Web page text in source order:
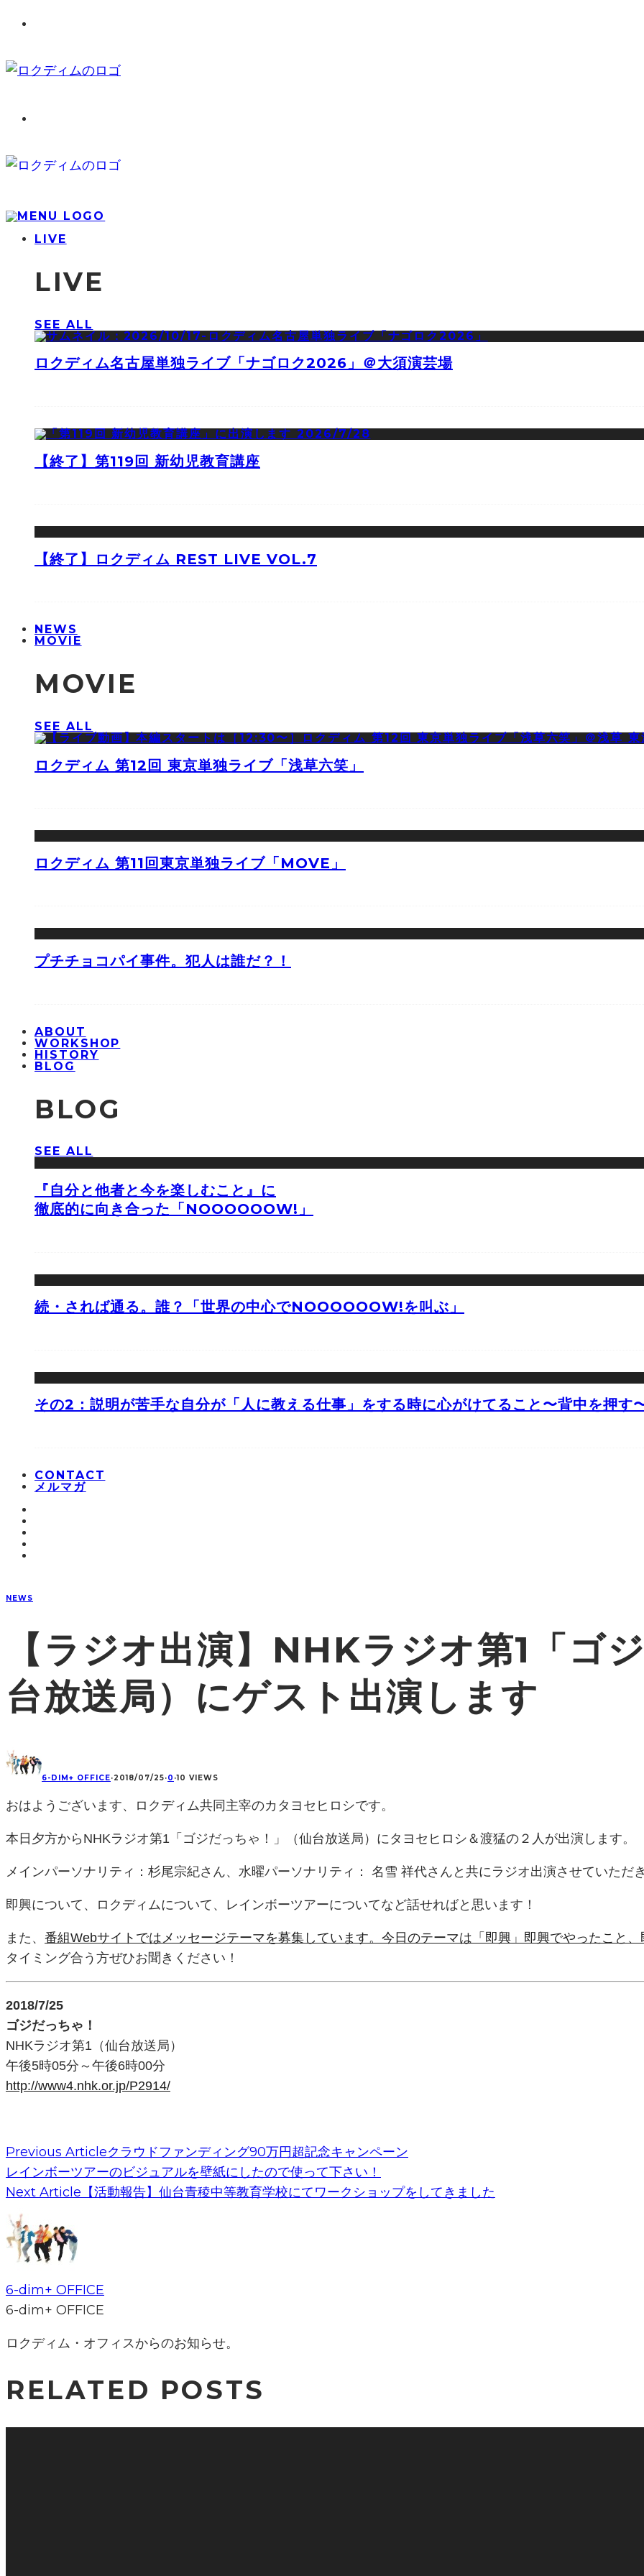
LIVE
LIVE
SEE ALL
ロクディム名古屋単独ライブ「ナゴロク2026」＠大須演芸場
【終了】第119回 新幼児教育講座
【終了】ロクディム REST LIVE VOL.7
NEWS
MOVIE
MOVIE
SEE ALL
ロクディム 第12回 東京単独ライブ「浅草六笑」
ロクディム 第11回東京単独ライブ「MOVE」
プチチョコパイ事件。犯人は誰だ？！
ABOUT
WORKSHOP
HISTORY
BLOG
BLOG
SEE ALL
『自分と他者と今を楽しむこと』に
徹底的に向き合った「NOOOOOOW!」
続・されば通る。誰？「世界の中心でNOOOOOOW!を叫ぶ」
その2：説明が苦手な自分が「人に教える仕事」をする時に心がけてること〜背中を押す
CONTACT
メルマガ
NEWS
【ラジオ出演】NHKラジオ第1「ゴ
台放送局）にゲスト出演します
6-DIM+ OFFICE·2018/07/25·0 ·10 VIEWS
おはようございます、ロクディム共同主宰のカタヨセヒロシです。
本日夕方からNHKラジオ第1「ゴジだっちゃ！」（仙台放送局）にタヨセヒロシ＆渡猛の２人が出演します。
メインパーソナリティ：杉尾宗紀さん、水曜パーソナリティ： 名雪 祥代さんと共にラジオ出演させていただ
即興について、ロクディムについて、レインボーツアーについてなど話せればと思います！
また、 番組Webサイトではメッセージテーマを募集しています。今日のテーマは「即興」即興でやったこと
タイミング合う方ぜひお聞きください！
2018/7/25
ゴジだっちゃ！
NHKラジオ第1（仙台放送局）
午後5時05分～午後6時00分
http://www4.nhk.or.jp/P2914/
Previous Articleクラウドファンディング90万円超記念キャンペーン
レインボーツアーのビジュアルを壁紙にしたので使って下さい！
Next Article 【活動報告】仙台青稜中等教育学校にてワークショップをしてきました
6-dim+ OFFICE
6-dim+ OFFICE
ロクディム・オフィスからのお知らせ。
RELATED POSTS